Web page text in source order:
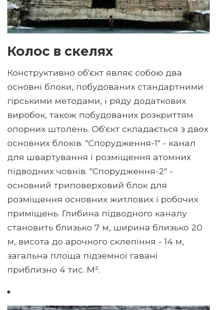
Колос в скелях
Конструктивно об'єкт являє собою два
основні блоки, побудованих стандартними
гірськими методами, і ряду додаткових
виробок, також побудованих розкриттям
опорних штолень. Об'єкт складається з двох
основних блоків. "Спорудження-1" - канал
для швартування і розміщення атомних
підводних човнів. "Спорудження-2" -
основний триповерховий блок для
розміщення основних житлових і робочих
приміщень. Глибина підводного каналу
становить близько 7 м, ширина близько 20
м, висота до арочного склепіння - 14 м,
загальна площа підземної гавані
приблизно 4 тис. М².